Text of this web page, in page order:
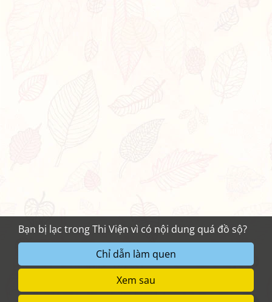
Chỉ dẫn làm quen
Xem sau
Bạn bị lạc trong Thi Viện vì có nội dung quá đồ sộ?